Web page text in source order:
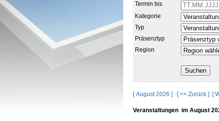
Termin bis
Kategorie
Typ
Präsenztyp
Region
[ August 2026 ] [ << Zurück ] [
Veranstaltungen im August